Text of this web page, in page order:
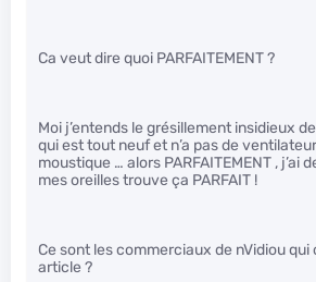
Ca veut dire quoi PARFAITEMENT ?
Moi j’entends le grésillement insidieux
qui est tout neuf et n’a pas de
moustique … alors PARFAITEMENT , j’ai
mes oreilles trouve ça PARFAIT !
Ce sont les commerciaux de nVidiou
article ?